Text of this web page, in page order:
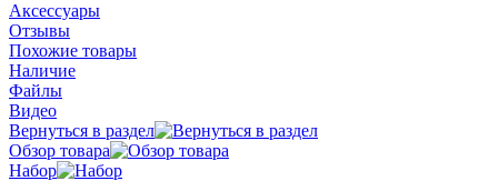
Аксессуары
Отзывы
Похожие товары
Наличие
Файлы
Видео
Вернуться в раздел
Обзор товара
Набор